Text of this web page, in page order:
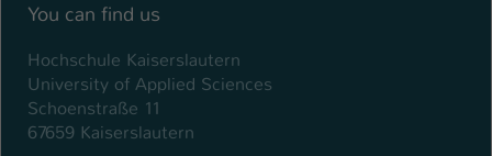
You can find us
Hochschule Kaiserslautern
University of Applied Sciences
Schoenstraße 11
67659 Kaiserslautern